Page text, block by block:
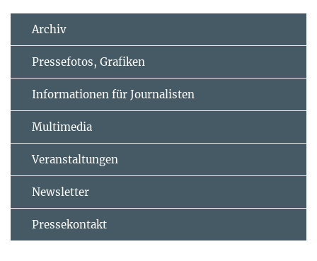
Archiv
Pressefotos, Grafiken
Informationen für Journalisten
Multimedia
Veranstaltungen
Newsletter
Pressekontakt